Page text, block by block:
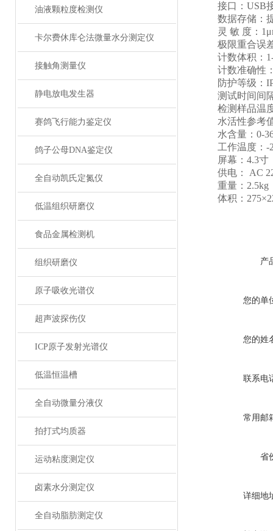
油液颗粒度检测仪
卡尔费休库仑法微量水分测定仪
接触角测量仪
静电放电发生器
赛鸽飞行能力鉴定仪
鸽子公母DNA鉴定仪
全自动凯氏定氮仪
低温组织研磨仪
食品金属检测机
组织研磨仪
原子吸收光谱仪
超声波探伤仪
ICP原子发射光谱仪
低温恒温槽
全自动微量分液仪
拍打式均质器
运动粘度测定仪
卤素水分测定仪
全自动脂肪测定仪
接口：USB接
数据存储：提
灵 敏 度：
极限重合误差
计数体积：1-
计数准确性：
防护等级：
测试时间间隔
检测样品温
水活性参考值
水含量：0-
工作温度：-
屏幕：4.3寸
供电： AC
重量：2.5kg
体积：
产
您的单
您的姓
联系电
常用邮
省
详细地